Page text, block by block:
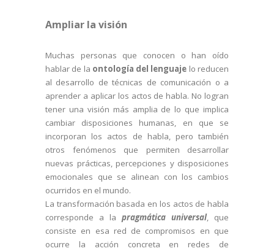
Ampliar la visión
Muchas personas que conocen o han oído
hablar de la ontología del lenguaje lo reducen
al desarrollo de técnicas de comunicación o a
aprender a aplicar los actos de habla. No logran
tener una visión más amplia de lo que implica
cambiar disposiciones humanas, en que se
incorporan los actos de habla, pero también
otros fenómenos que permiten desarrollar
nuevas prácticas, percepciones y disposiciones
emocionales que se alinean con los cambios
ocurridos en el mundo.
La transformación basada en los actos de habla
corresponde a la pragmática universal, que
consiste en esa red de compromisos en que
ocurre la acción concreta en redes de